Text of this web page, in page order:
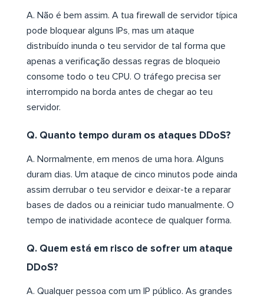
A. Não é bem assim. A tua firewall de servidor típica
pode bloquear alguns IPs, mas um ataque
distribuído inunda o teu servidor de tal forma que
apenas a verificação dessas regras de bloqueio
consome todo o teu CPU. O tráfego precisa ser
interrompido na borda antes de chegar ao teu
servidor.
Q. Quanto tempo duram os ataques DDoS?
A. Normalmente, em menos de uma hora. Alguns
duram dias. Um ataque de cinco minutos pode ainda
assim derrubar o teu servidor e deixar-te a reparar
bases de dados ou a reiniciar tudo manualmente. O
tempo de inatividade acontece de qualquer forma.
Q. Quem está em risco de sofrer um ataque
DDoS?
A. Qualquer pessoa com um IP público. As grandes